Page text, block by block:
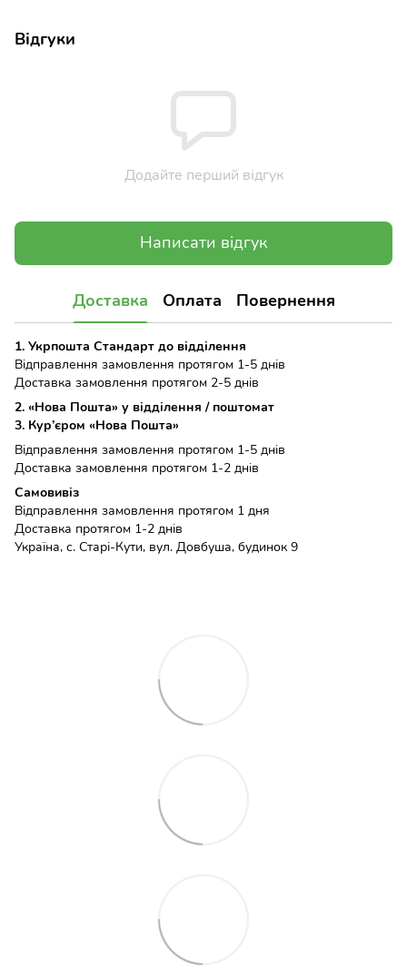
Відгуки
Додайте перший відгук
Написати відгук
Доставка Оплата Повернення
1. Укрпошта Стандарт до відділення
Відправлення замовлення протягом 1-5 днів
Доставка замовлення протягом 2-5 днів
2. «Нова Пошта» у відділення / поштомат
3. Кур’єром «Нова Пошта»
Відправлення замовлення протягом 1-5 днів
Доставка замовлення протягом 1-2 днів
Самовивіз
Відправлення замовлення протягом 1 дня
Доставка протягом 1-2 днів
Україна, с. Старі-Кути, вул. Довбуша, будинок 9